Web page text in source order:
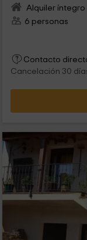
Alquiler íntegro
6 personas
Contacto
Cancelación 30